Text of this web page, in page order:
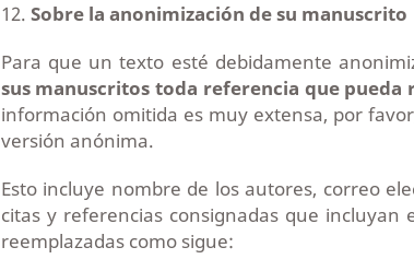
12. Sobre la anonimización de su manuscrito
Para que un texto esté debidamente
sus manuscritos toda referencia que pueda
información omitida es muy extensa, por
versión anónima.
Esto incluye nombre de los autores, correo
citas y referencias consignadas que
reemplazadas como sigue: